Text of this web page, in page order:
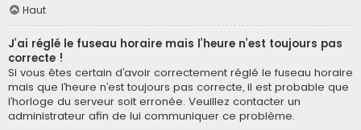
Haut
J’ai réglé le fuseau horaire mais l’heure n’est toujours pas
correcte !
Si vous êtes certain d’avoir correctement réglé le fuseau horaire
mais que l’heure n’est toujours pas correcte, il est probable que
l’horloge du serveur soit erronée. Veuillez contacter un
administrateur afin de lui communiquer ce problème.